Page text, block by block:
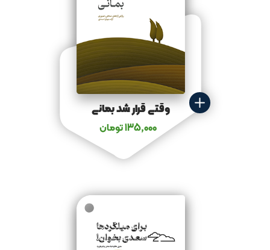
وقتی قرار شد بمانی
135,000تومان